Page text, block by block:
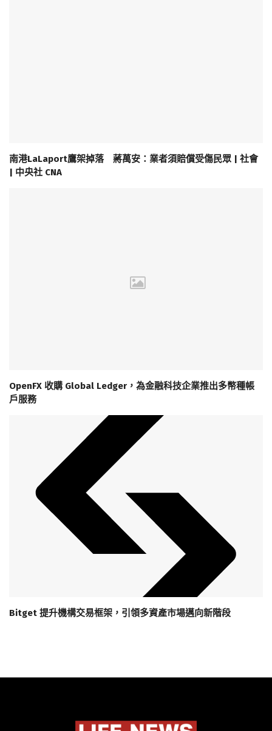
南港LaLaport鷹架掉落 蔣萬安：業者須賠償受傷民眾 | 社會
| 中央社 CNA
OpenFX 收購 Global Ledger，為金融科技企業推出多幣種帳
戶服務
Bitget 提升機構交易框架，引領多資產市場邁向新階段